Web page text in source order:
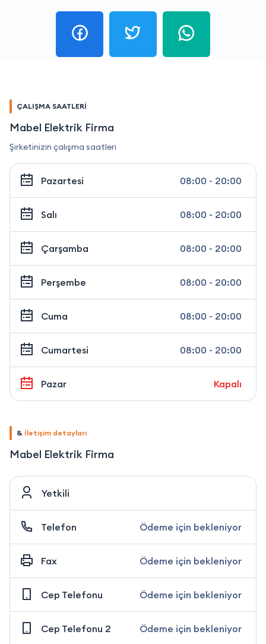
ÇALIŞMA SAATLERİ
Mabel Elektrik Firma
Şirketinizin çalışma saatleri
Pazartesi 08:00 - 20:00
Salı 08:00 - 20:00
Çarşamba 08:00 - 20:00
Perşembe 08:00 - 20:00
Cuma 08:00 - 20:00
Cumartesi 08:00 - 20:00
Pazar Kapalı
& İletişim detayları
Mabel Elektrik Firma
Yetkili
Telefon Ödeme için bekleniyor
Fax Ödeme için bekleniyor
Cep Telefonu Ödeme için bekleniyor
Cep Telefonu 2 Ödeme için bekleniyor